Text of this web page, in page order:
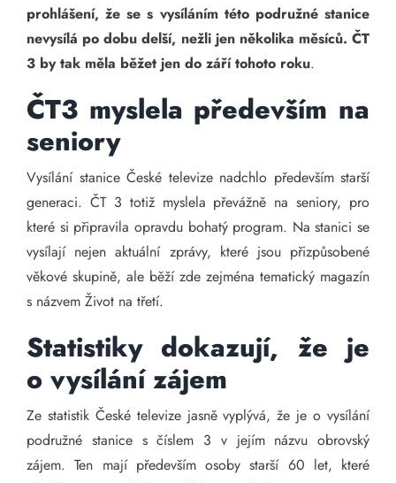
prohlášení, že se s vysíláním této podružné stanice
nevysílá po dobu delší, nežli jen několika měsíců. ČT
3 by tak měla běžet jen do září tohoto roku.
ČT3 myslela především na
seniory
Vysílání stanice České televize nadchlo především starší
generaci. ČT 3 totiž myslela převážně na seniory, pro
které si připravila opravdu bohatý program. Na stanici se
vysílají nejen aktuální zprávy, které jsou přizpůsobené
věkové skupině, ale běží zde zejména tematický magazín
s názvem Život na třetí.
Statistiky dokazují, že je
o vysílání zájem
Ze statistik České televize jasně vyplývá, že je o vysílání
podružné stanice s číslem 3 v jejím názvu obrovský
zájem. Ten mají především osoby starší 60 let, které